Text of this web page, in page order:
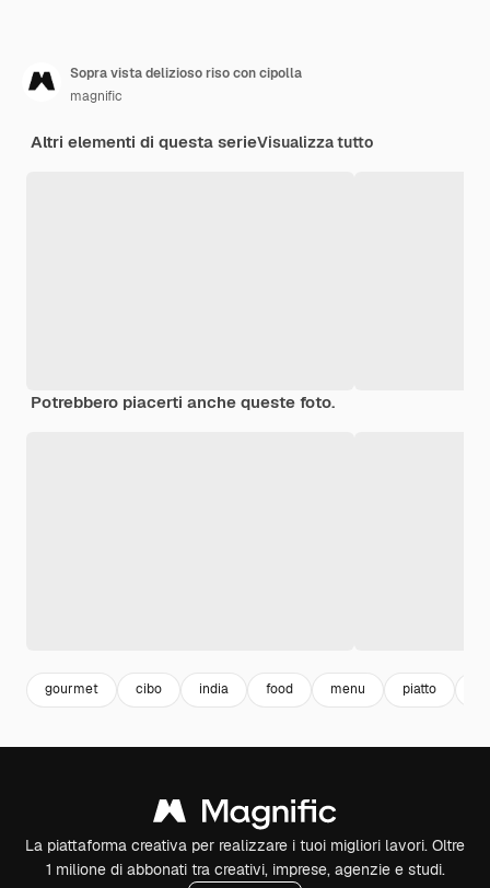
Sopra vista delizioso riso con cipolla
magnific
Altri elementi di questa serieVisualizza tutto
Potrebbero piacerti anche queste foto.
gourmet cibo india food menu piatto
La piattaforma creativa per realizzare i tuoi migliori lavori. Oltre
1 milione di abbonati tra creativi, imprese, agenzie e studi.